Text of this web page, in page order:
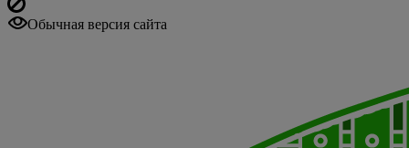
Обычная версия сайта